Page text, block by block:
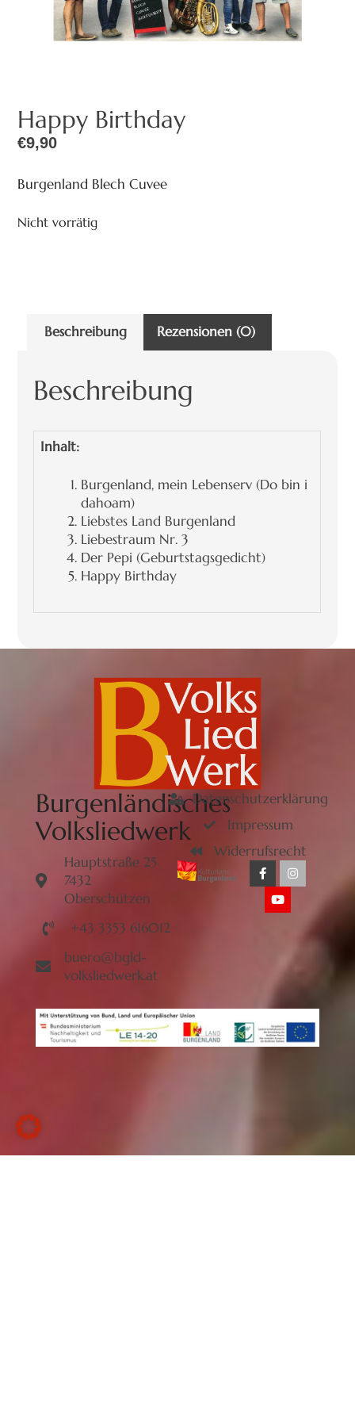
Happy Birthday
€9,90
Burgenland Blech Cuvee
Nicht vorrätig
Beschreibung Rezensionen (0)
Beschreibung
Inhalt:
Burgenland, mein Lebenserv (Do bin i
dahoam)
Liebstes Land Burgenland
Liebestraum Nr. 3
Der Pepi (Geburtstagsgedicht)
Happy Birthday
Burgenländisches
Volksliedwerk
Hauptstraße 25
7432
Oberschützen
+43 3353 616012
buero@bgld-
volksliedwerk.at
Datenschutzerklärung
Impressum
Widerrufsrecht